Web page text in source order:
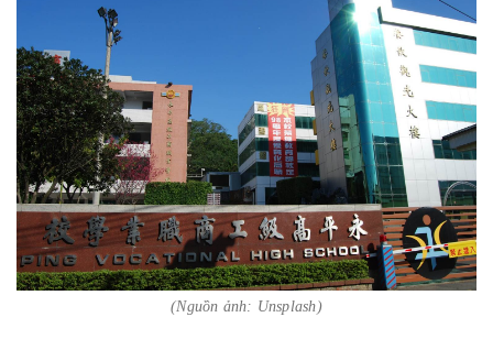
(Nguồn ảnh: Unsplash)